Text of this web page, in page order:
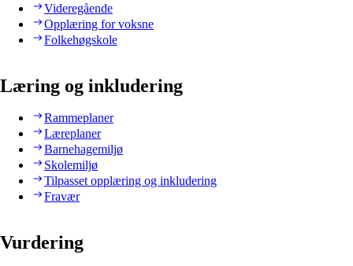
Videregående
Opplæring for voksne
Folkehøgskole
Læring og inkludering
Rammeplaner
Læreplaner
Barnehagemiljø
Skolemiljø
Tilpasset opplæring og inkludering
Fravær
Vurdering